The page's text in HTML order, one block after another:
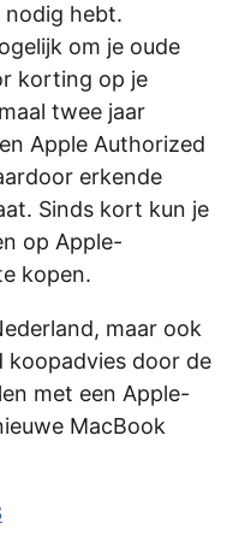
hebt.
om je oude
korting op je
twee jaar
Apple Authorized
erkende
Sinds kort kun je
op Apple-
kopen.
maar ook
koopadvies door de
met een Apple-
MacBook